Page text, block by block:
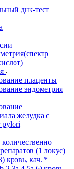
днк-тест
плаценты
эндометрия
желудка с
pylori
(1 локус)
кровь, кач. *